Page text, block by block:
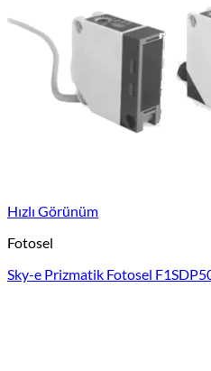
Hızlı Görünüm
Fotosel
Sky-e Prizmatik Fotosel